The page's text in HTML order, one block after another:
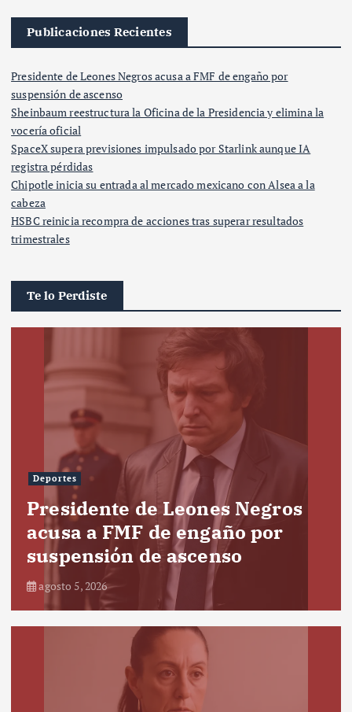
Publicaciones Recientes
Presidente de Leones Negros acusa a FMF de engaño por
suspensión de ascenso
Sheinbaum reestructura la Oficina de la Presidencia y elimina la
vocería oficial
SpaceX supera previsiones impulsado por Starlink aunque IA
registra pérdidas
Chipotle inicia su entrada al mercado mexicano con Alsea a la
cabeza
HSBC reinicia recompra de acciones tras superar resultados
trimestrales
Te lo Perdiste
Deportes
Presidente de Leones Negros
acusa a FMF de engaño por
suspensión de ascenso
agosto 5, 2026